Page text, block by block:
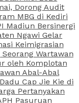
Dorong Audit
MBG di Kediri
Madiun Bersinergi
Ngawi Gelar
Keimigrasian
Wartawan
oleh Komplotan
Abal-Abal
Cap Jie Kie di
Pertanyakan
Pasuruan